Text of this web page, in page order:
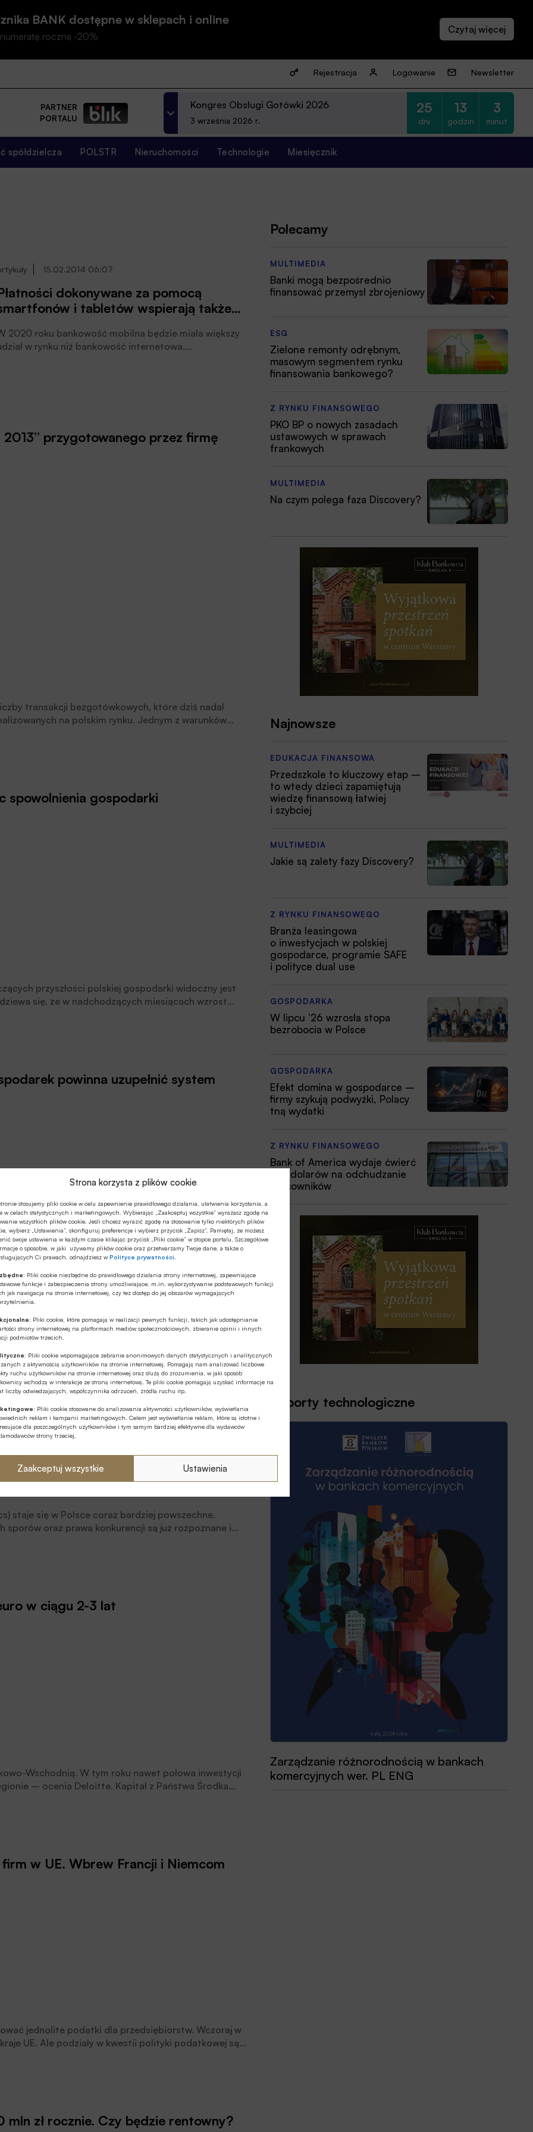
Strona korzysta z plików cookie
stosujemy pliki cookie w celu zapewnienie prawidłowego działania, ułatwienia korzystania, a
w celach statystycznych i marketingowych. Wybierając „Zaakceptuj wszystkie” wyrażasz zgodę na
wszystkich plików cookie. Jeśli chcesz wyrazić zgodę na stosowanie tylko niektórych plików
wybierz „Ustawienia”, skonfiguruj preferencje i wybierz przycisk „Zapisz”. Pamiętaj, że możesz
swoje ustawienia w każdym czasie klikając przycisk „Pliki cookie” w stopce portalu. Szczegółowe
o sposobie, w jaki używamy plików cookie oraz przetwarzamy Twoje dane, a także o
Ci prawach, odnajdziesz wPolityce prywatności
Pliki cookie niezbędne do prawidłowego działania strony internetowej, zapewniające
funkcje i zabezpieczenia strony umożliwiające, m.in. wykorzystywanie podstawowych funkcji
jak nawigacja na stronie internetowej, czy tez dostęp do jej obszarów wymagających
Pliki cookie, które pomagają w realizacji pewnych funkcji, takich jak udostępnianie
strony internetowej na platformach mediów społecznościowych, zbieranie opinii i innych
podmiotów trzecich.
Pliki cookie wspomagające zebranie anonimowych danych statystycznych i analitycznych
z aktywnością użytkowników na stronie internetowej. Pomagają nam analizować liczbowe
ruchu użytkowników na stronie internetowej oraz służą do zrozumienia, w jaki sposób
wchodzą w interakcje ze stroną internetową. Te pliki cookie pomagają uzyskać informacje na
liczby odwiedzających, współczynnika odrzuceń, źródła ruchu itp.
Pliki cookie stosowane do analizowania aktywności użytkowników, wyświetlania
reklam i kampanii marketingowych. Celem jest wyświetlanie reklam, które są istotne i
dla poszczególnych użytkowników i tym samym bardziej efektywne dla wydawców
strony trzeciej.
Zaakceptuj wszystkie Ustawienia
BANK dostępne w sklepach i online
roczną -20%
Rejestracja Logowanie Newsletter
PARTNER
PORTALU
Kongres Obsługi Gotówki 2026
3 września 2026 r.
25
dni
13
godzin
3
minut
spółdzielcza POLSTR Nieruchomości Technologie Miesięcznik
15.02.2014 06:07
dokonywane za pomocą
i tabletów wspierają także
2020 roku bankowość mobilna będzie miała większy
w rynku niż bankowość internetowa.
przygotowanego przez firmę
transakcji bezgotówkowych, które dziś nadal
na polskim rynku. Jednym z warunków
spowolnienia gospodarki
przyszłości polskiej gospodarki widoczny jest
się, że w nadchodzących miesiącach wzrost
powinna uzupełnić system
B+R zachęty podatkowe. Od stycznia tego roku
mogli odliczyć od podstawy opodatkowania 50%
Rząd włoski przeznaczył na ten cel 200 mln euro.
rozwiniętych gospodarek zachęcających do
prawnych
staje się w Polsce coraz bardziej powszechne.
sporów oraz prawa konkurencji są już rozpoznane i
w ciągu 2-3 lat
Wschodnią. W tym roku nawet połowa inwestycji
– ocenia Deloitte. Kapitał z Państwa Środka
w UE. Wbrew Francji i Niemcom
jednolite podatki dla przedsiębiorstw. Wczoraj w
UE. Ale podziały w kwestii polityki podatkowej są
zł rocznie. Czy będzie rentowny?
Polecamy
MULTIMEDIA
Banki mogą bezpośrednio
finansować przemysł zbrojeniowy
ESG
Zielone remonty odrębnym,
masowym segmentem rynku
finansowania bankowego?
Z RYNKU FINANSOWEGO
PKO BP o nowych zasadach
ustawowych w sprawach
frankowych
MULTIMEDIA
Na czym polega faza Discovery?
Najnowsze
EDUKACJA FINANSOWA
Przedszkole to kluczowy etap –
to wtedy dzieci zapamiętują
wiedzę finansową łatwiej
i szybciej
MULTIMEDIA
Jakie są zalety fazy Discovery?
Z RYNKU FINANSOWEGO
Branża leasingowa
o inwestycjach w polskiej
gospodarce, programie SAFE
i polityce dual use
GOSPODARKA
W lipcu ’26 wzrosła stopa
bezrobocia w Polsce
GOSPODARKA
Efekt domina w gospodarce –
firmy szykują podwyżki, Polacy
tną wydatki
Z RYNKU FINANSOWEGO
Bank of America wydaje ćwierć
mld dolarów na odchudzanie
pracowników
Raporty technologiczne
Zarządzanie różnorodnością w bankach
komercyjnych wer. PL ENG
Przewodnik dobrych praktyk 2025